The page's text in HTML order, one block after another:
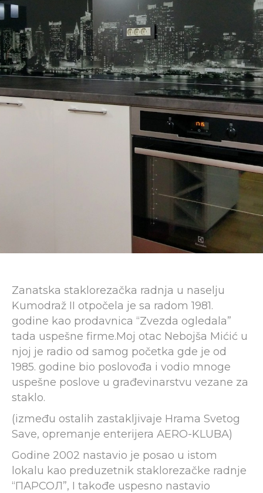
TUŠ KABINE i PARAVANI
PO MERI
Zanatska staklorezačka radnja u naselju
Kumodraž II otpočela je sa radom 1981.
godine kao prodavnica “Zvezda ogledala”
tada uspešne firme.Moj otac Nebojša Mićić u
njoj je radio od samog početka gde je od
1985. godine bio poslovođa i vodio mnoge
uspešne poslove u građevinarstvu vezane za
staklo.
(između ostalih zastakljivaje Hrama Svetog
Save, opremanje enterijera AERO-KLUBA)
Godine 2002 nastavio je posao u istom
lokalu kao preduzetnik staklorezačke radnje
“ПАРСОЛ”, I takođe uspesno nastavio